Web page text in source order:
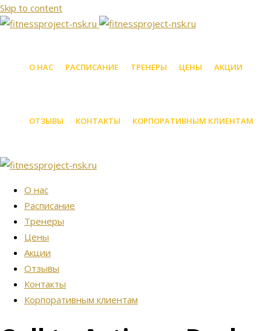
Skip to content
О НАС РАСПИСАНИЕ ТРЕНЕРЫ ЦЕНЫ АКЦИИ
ОТЗЫВЫ КОНТАКТЫ КОРПОРАТИВНЫМ КЛИЕНТАМ
О нас
Расписание
Тренеры
Цены
Акции
Отзывы
Контакты
Корпоративным клиентам